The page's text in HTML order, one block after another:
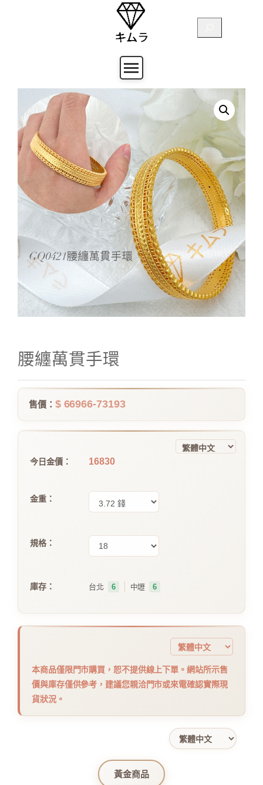
尋
腰纏萬貫手環
售價： $ 66966-73193
今日金價： 16830
金重：
規格：
庫存： 台北 6 中壢 6
本商品僅限門市購買，恕不提供線上下單。網站所示售
價與庫存僅供參考，建議您親洽門市或來電確認實際現
貨狀況。
黃金商品